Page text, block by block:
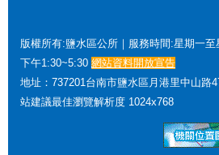
版權所有:鹽水區公所｜服務時間:星期一
下午1:30~5:30 網站資料開放宣告
地址：737201台南市鹽水區月港里中山路
站建議最佳瀏覽解析度 1024x768